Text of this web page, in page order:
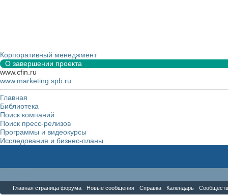
Корпоративный менеджмент
О завершении проекта
www.cfin.ru
www.marketing.spb.ru
Главная
Библиотека
Поиск компаний
Поиск пресс-релизов
Программы и видеокурсы
Исследования и бизнес-планы
Главная страница форума Новые сообщения Справка Календарь